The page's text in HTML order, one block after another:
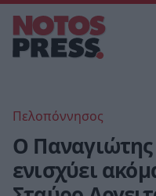
Πελοπόννησος
Ο
ενισχύει